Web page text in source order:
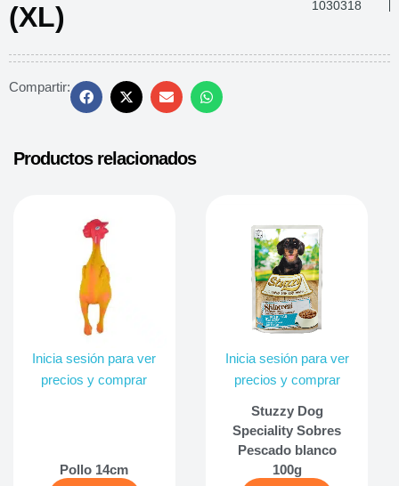
(XL)
1030318
Compartir:
Productos relacionados
Inicia sesión para ver
precios y comprar
Pollo 14cm
Inicia sesión para ver
precios y comprar
Stuzzy Dog
Speciality Sobres
Pescado blanco
100g